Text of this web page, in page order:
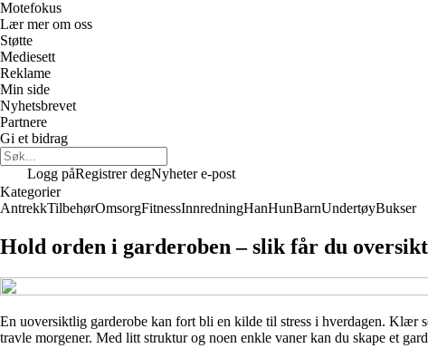
Motefokus
Lær mer om oss
Støtte
Mediesett
Reklame
Min side
Nyhetsbrevet
Partnere
Gi et bidrag
Logg påRegistrer degNyheter e-post
Kategorier
AntrekkTilbehørOmsorgFitnessInnredningHanHunBarnUndertøyBukser
Hold orden i garderoben – slik får du
En uoversiktlig garderobe kan fort bli en kilde til stress i hverdagen. Klær
travle morgener. Med litt struktur og noen enkle vaner kan du skape et